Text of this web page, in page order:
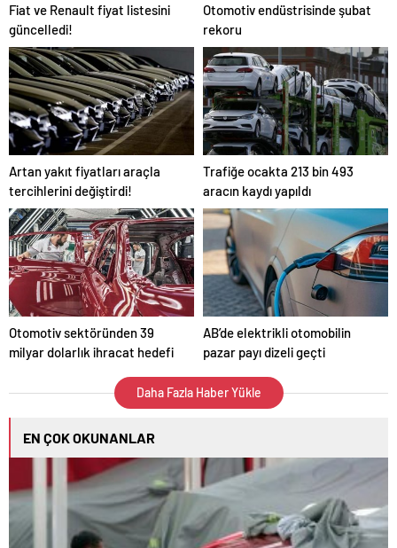
Fiat ve Renault fiyat listesini
güncelledi!
Otomotiv endüstrisinde şubat
rekoru
Artan yakıt fiyatları araçla
tercihlerini değiştirdi!
Trafiğe ocakta 213 bin 493
aracın kaydı yapıldı
Otomotiv sektöründen 39
milyar dolarlık ihracat hedefi
AB’de elektrikli otomobilin
pazar payı dizeli geçti
Daha Fazla Haber Yükle
EN ÇOK OKUNANLAR